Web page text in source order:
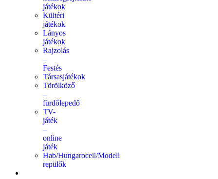
játékok
Kültéri
játékok
Lányos
játékok
Rajzolás
–
Festés
Társasjátékok
Törölköző
–
fürdőlepedő
TV-
játék
–
online
játék
Hab/Hungarocell/Modell
repülők